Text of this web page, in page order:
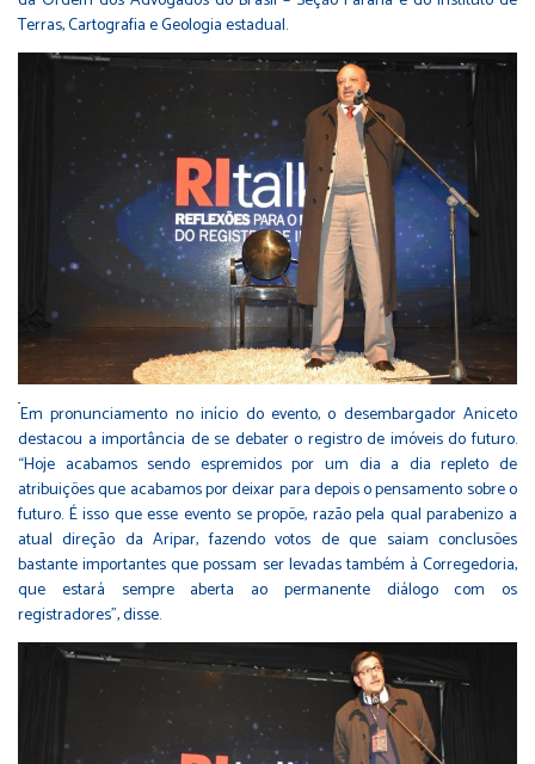
Terras, Cartografia e Geologia estadual.
Em pronunciamento no início do evento, o desembargador Aniceto
destacou a importância de se debater o registro de imóveis do futuro.
“Hoje acabamos sendo espremidos por um dia a dia repleto de
atribuições que acabamos por deixar para depois o pensamento sobre o
futuro. É isso que esse evento se propõe, razão pela qual parabenizo a
atual direção da Aripar, fazendo votos de que saiam conclusões
bastante importantes que possam ser levadas também à Corregedoria,
que estará sempre aberta ao permanente diálogo com os
registradores”, disse.